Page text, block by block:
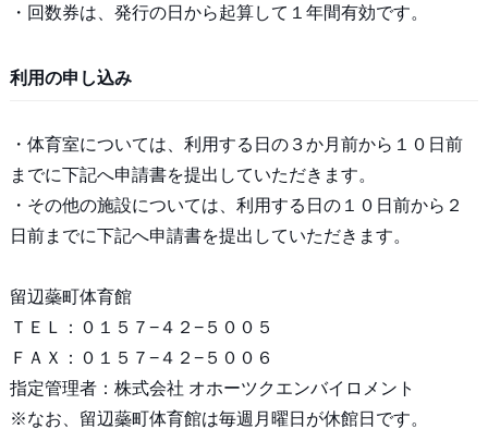
・回数券は、発行の日から起算して１年間有効です。
利用の申し込み
・体育室については、利用する日の３か月前から１０日前
までに下記へ申請書を提出していただきます。
・その他の施設については、利用する日の１０日前から２
日前までに下記へ申請書を提出していただきます。
留辺蘂町体育館
ＴＥＬ：０１５７−４２−５００５
ＦＡＸ：０１５７−４２−５００６
指定管理者：株式会社 オホーツクエンバイロメント
※なお、留辺蘂町体育館は毎週月曜日が休館日です。